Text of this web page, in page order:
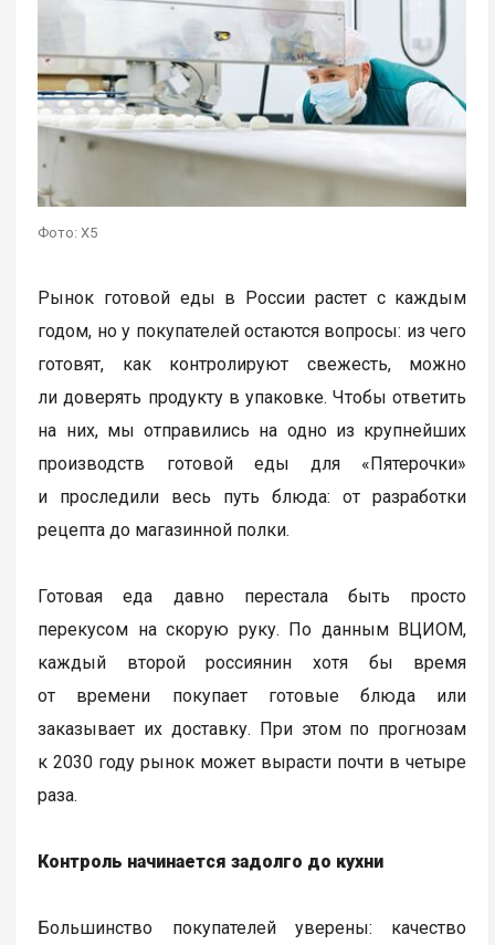
Фото: X5
Рынок готовой еды в России растет с каждым
годом, но у покупателей остаются вопросы: из чего
готовят, как контролируют свежесть, можно
ли доверять продукту в упаковке. Чтобы ответить
на них, мы отправились на одно из крупнейших
производств готовой еды для «Пятерочки»
и проследили весь путь блюда: от разработки
рецепта до магазинной полки.
Готовая еда давно перестала быть просто
перекусом на скорую руку. По данным ВЦИОМ,
каждый второй россиянин хотя бы время
от времени покупает готовые блюда или
заказывает их доставку. При этом по прогнозам
к 2030 году рынок может вырасти почти в четыре
раза.
Контроль начинается задолго до кухни
Большинство покупателей уверены: качество